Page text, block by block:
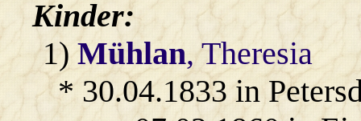
Kinder:
1)Mühlan, Theresia
* 30.04.1833 in